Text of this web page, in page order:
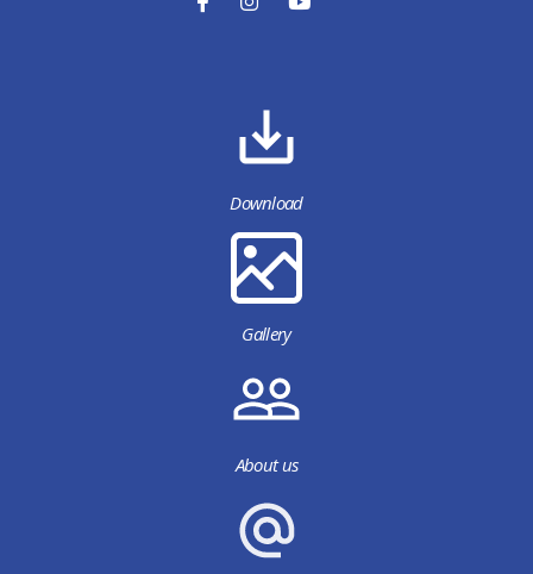
Download
Gallery
About us